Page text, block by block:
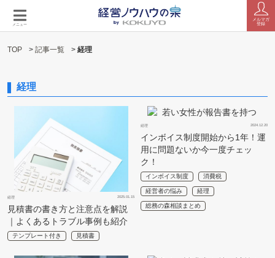
メニュー
メルマガ
登録
TOP > 記事一覧 > 経理
経理
経理 2025.01.15
見積書の書き方と注意点を解説
｜よくあるトラブル事例も紹介
テンプレート付き 見積書
経理 2024.12.20
インボイス制度開始から1年！運
用に問題ないか今一度チェッ
ク！
インボイス制度 消費税
経営者の悩み 経理
総務の森相談まとめ